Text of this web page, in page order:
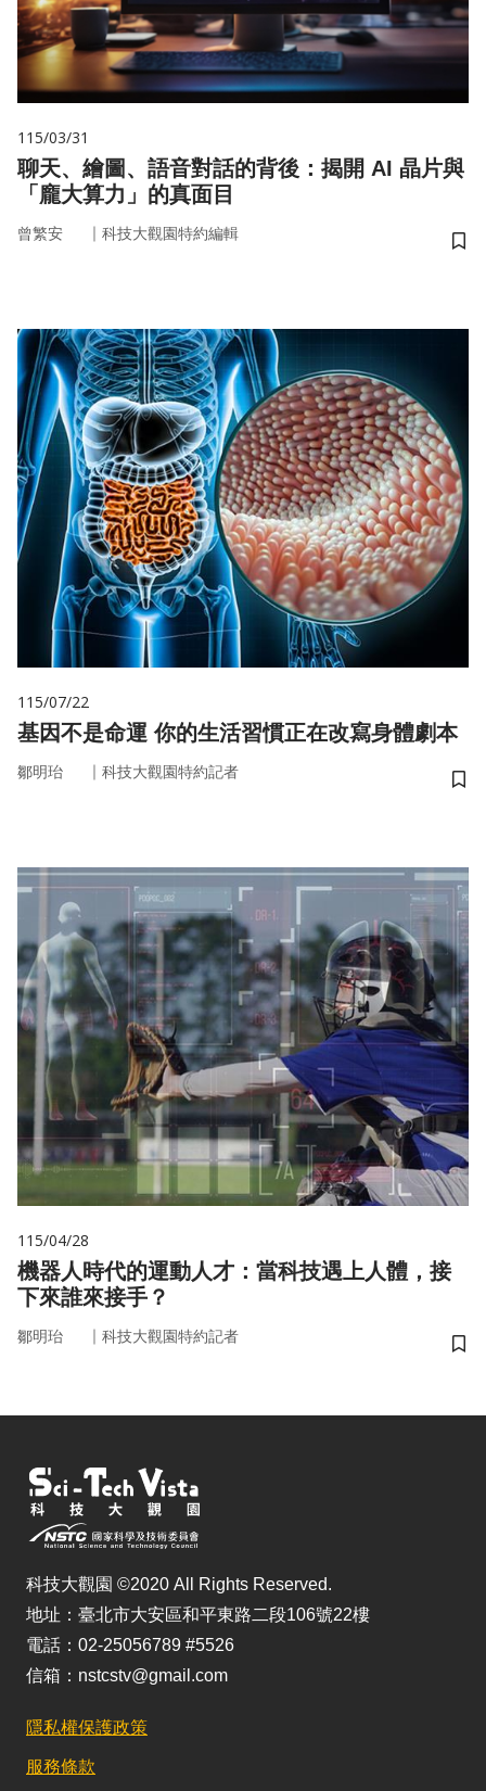
115/03/31
聊天、繪圖、語音對話的背後：揭開 AI 晶片與
「龐大算力」的真面目
曾繁安 ｜ 科技大觀園特約編輯
儲
115/07/22
基因不是命運 你的生活習慣正在改寫身體劇本
鄒明珆 ｜ 科技大觀園特約記者
儲
115/04/28
機器人時代的運動人才：當科技遇上人體，接
下來誰來接手？
鄒明珆 ｜ 科技大觀園特約記者
儲
科技大觀園 ©2020 All Rights Reserved.
地址：臺北市大安區和平東路二段106號22樓
電話：02-25056789 #5526
信箱：nstcstv@gmail.com
隱私權保護政策
服務條款